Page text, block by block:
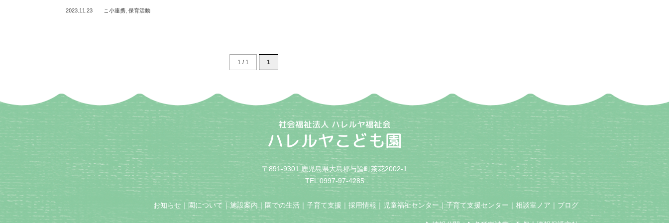
2023.11.23 こ小連携 保育活動
1 / 1 1
社会福祉法人 ハレルヤ福祉会
ハレルヤこども園
〒891-9301 鹿児島県大島郡与論町茶花2002-1
TEL 0997-97-4285
お知らせ ｜ 園について ｜施設案内 ｜ 園での生活 ｜ 子育て支援 ｜ 採用情報 ｜ 児童福祉センター｜子育て支援センター ｜ 相談室ノア ｜ ブログ